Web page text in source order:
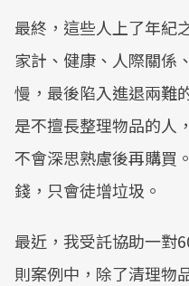
最終，這些人上了年紀
家計、健康、人際關係
慢，最後陷入進退兩難
是不擅長整理物品的人
不會深思熟慮後再購買
錢，只會徒增垃圾。
最近，我受託協助一對
則案例中，除了清理物